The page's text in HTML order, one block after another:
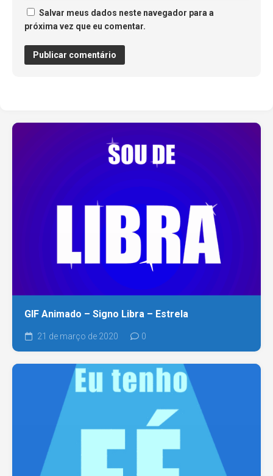
Salvar meus dados neste navegador para a
próxima vez que eu comentar.
GIF Animado – Signo Libra – Estrela
21 de março de 2020 0